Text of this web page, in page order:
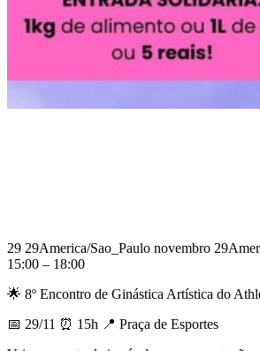
29 29America/Sao_Paulo novembro
15:00 – 18:00
🌟 8º Encontro de Ginástica Artística do
📅 29/11 ⏰ 15h 📍 Praça de Esportes